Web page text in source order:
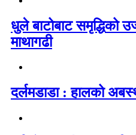
धुले बाटोबाट समृद्धिको
माथागढी
दर्लमडाडा : हालको